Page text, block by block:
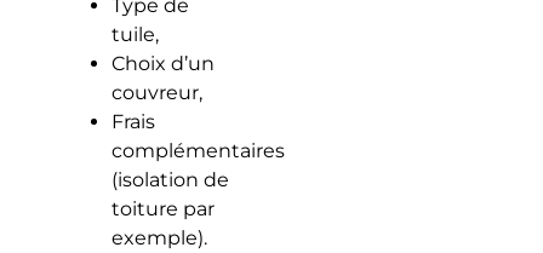
Type de
tuile,
Choix d’un
couvreur,
Frais
complémentaires
(isolation de
toiture par
exemple).